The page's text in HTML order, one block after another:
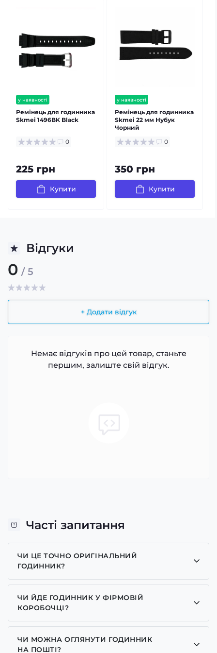
у наявності
Ремінець для годинника
Skmei 1496BK Black
0
225 грн
Купити
у наявності
залишилось мало
Ремінець для годинника
Skmei 22 мм Нубук
Чорний
0
350 грн
Купити
Відгуки
0 / 5
+ Додати відгук
Немає відгуків про цей товар, станьте
першим, залиште свій відгук.
Часті запитання
ЧИ ЦЕ ТОЧНО ОРИГІНАЛЬНИЙ
ГОДИННИК?
Так, усі годинники у нас лише оригінальні, ми є
представником багатьох брендів.
ЧИ ЙДЕ ГОДИННИК У ФІРМОВІЙ
КОРОБОЧЦІ?
Для годинників бренду Casio, Pagani Design,
GUARDO та GOODYEAR додаємо фірмові
коробочки із брендовим надписом. Для бренду
ЧИ МОЖНА ОГЛЯНУТИ ГОДИННИК
НА ПОШТІ?